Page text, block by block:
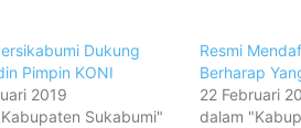
Dukung
Pimpin KONI
2019
Sukabumi"
Resmi
Berharap
22 Februari
dalam